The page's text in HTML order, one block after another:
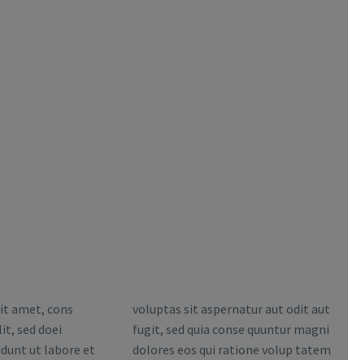
amet, cons
sed doei
ut labore et
voluptas sit aspernatur aut odit aut
fugit, sed quia conse quuntur magni
dolores eos qui ratione volup tatem